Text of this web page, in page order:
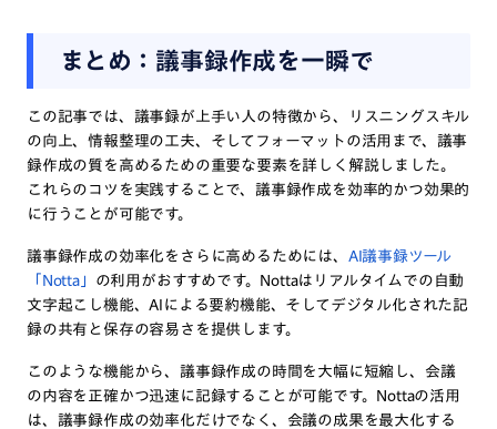
まとめ：議事録作成を一瞬で
この記事では、議事録が上手い人の特徴から、リスニングスキル
の向上、情報整理の工夫、そしてフォーマットの活用まで、議事
録作成の質を高めるための重要な要素を詳しく解説しました。
これらのコツを実践することで、議事録作成を効率的かつ効果的
に行うことが可能です。
議事録作成の効率化をさらに高めるためには、 AI議事録ツール
「Notta」 の利用がおすすめです。Nottaはリアルタイムでの自動
文字起こし機能、AIによる要約機能、そしてデジタル化された記
録の共有と保存の容易さを提供します。
このような機能から、議事録作成の時間を大幅に短縮し、会議
の内容を正確かつ迅速に記録することが可能です。Nottaの活用
は、議事録作成の効率化だけでなく、会議の成果を最大化する